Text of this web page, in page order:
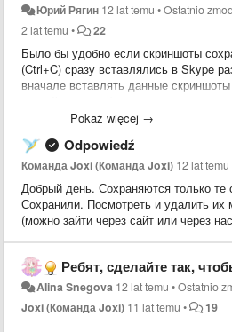
Юрий Рягин 12 lat temu •Ostatnio
2 lat temu • 22
Было бы удобно если скриншоты
(Ctrl+C) сразу вставлялись в Skype
вначале вставлять данные
Skype разговор.Pokaż więcej →
Odpowiedź
Команда Joxi (Команда Joxi) 12 lat temu
Добрый день. Сохраняются только
Сохранили. Посмотреть и удалить
(можно зайти через сайт или через
Ребят, сделайте так, чтобы можно было сделать скриншот изображения, которое не помещается целиком на экран (с полосой прокрутки), часто нужно, а делать
Alina Snegova 12 lat temu •Ostatnio
Joxi (Команда Joxi) 11 lat temu • 19